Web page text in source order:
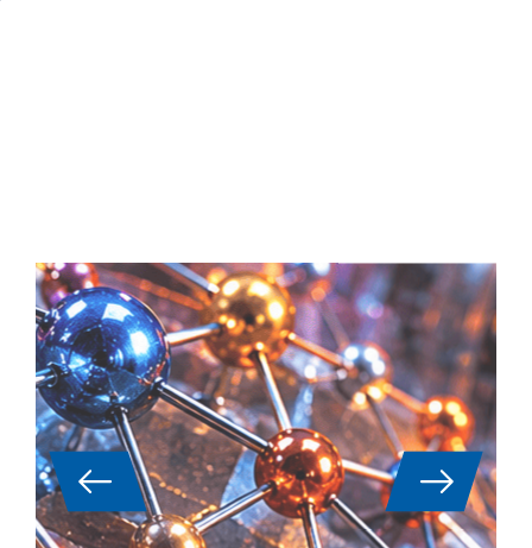
السبائك عالية الانتروبيا (HEAs):
التحليل الحراري والخصائص
الفيزيائية الحرارية